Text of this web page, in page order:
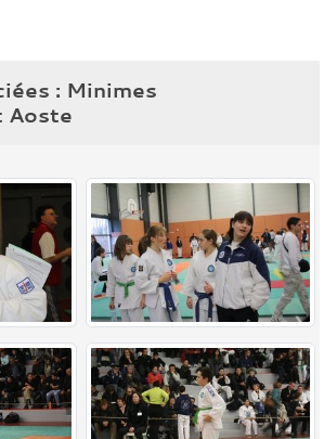
: Minimes
Aoste